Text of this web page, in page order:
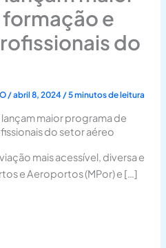
e
do
/abril 8, 2024 /5 minutos de leitura
lançam maior programa de
do setor aéreo
mais acessível, diversa e
e Aeroportos (MPor) e […]